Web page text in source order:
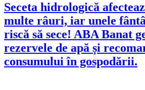
Seceta hidrologică
multe râuri, iar unele
riscă să sece! ABA Banat
rezervele de apă și
consumului în gospodării.